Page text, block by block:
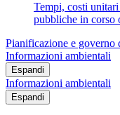
Tempi, costi
pubbliche in corso
Pianificazione e governo
Informazioni ambientali
Espandi
Informazioni ambientali
Espandi